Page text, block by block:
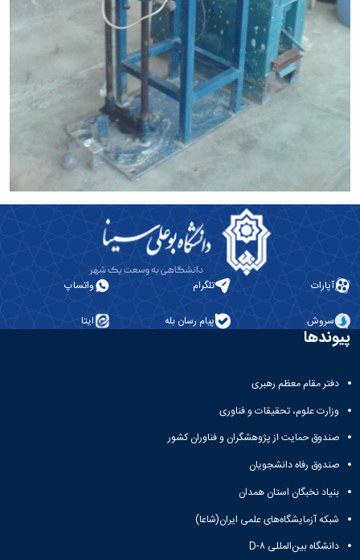
آپارات تلگرام واتساپ
سروش پیام رسان بله ایتا
پیوندها
دفتر مقام معظم رهبری
وزارت علوم، تحقیقات و فناوری
صندوق حمایت از پژوهشگران و فناوران کشور
صندوق رفاه دانشجویان
بنیاد نخبگان استان همدان
شبکه آزمایشگاه‌های علمی ایران(شاعا)
دانشگاه بین‌المللی D-۸